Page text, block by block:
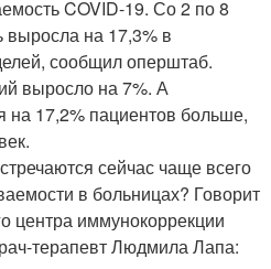
COVID-19. Со 2 по 8
выросла на 17,3% в
сообщил оперштаб.
выросло на 7%. А
на 17,2% пациентов больше,
сейчас чаще всего
в больницах? Говорит
центра иммунокоррекции
терапевт Людмила Лапа: